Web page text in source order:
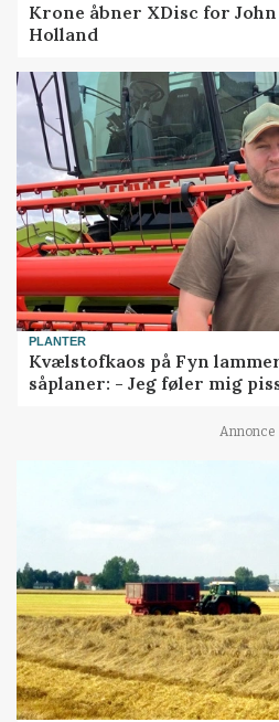
Krone åbner XDisc for John
Holland
PLANTER
Kvælstofkaos på Fyn
såplaner: - Jeg føler mig
Annonce